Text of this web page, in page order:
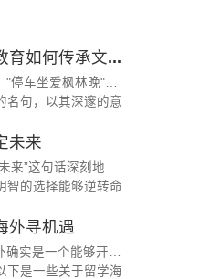
育如何传承文...
停车坐爱枫林晚"这
名句，以其深邃的意
未来
来”这句话深刻地揭
智的选择能够逆转命
外寻机遇
实是一个能够开启
下是一些关于留学海